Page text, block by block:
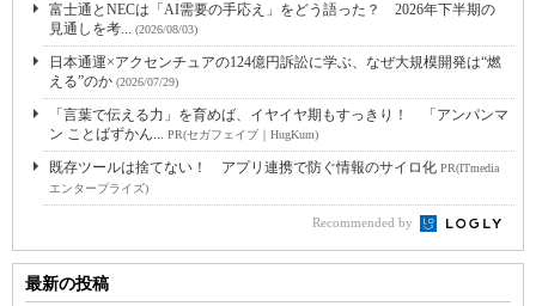
富士通とNECは「AI需要の手応え」をどう語った？ 2026年下半期の
見通しを考... (2026/08/03)
日本通運×アクセンチュアの124億円訴訟に学ぶ、なぜ大規模開発は“燃
える”のか (2026/07/29)
「言葉で伝える力」を育めば、イヤイヤ期もすっきり！ 「アンパンマ
ン ことばずかん... PR(セガフェイブ｜HugKum)
既存ツールは捨てない！ アプリ連携で防ぐ情報のサイロ化 PR(ITmedia
エンタープライズ)
Recommended by
最新の投稿